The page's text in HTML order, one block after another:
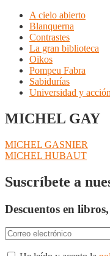
A cielo abierto
Blanquerna
Contrastes
La gran biblioteca
Oikos
Pompeu Fabra
Sabidurías
Universidad y
MICHEL GAY
Navegación
de
entradas
Anterior:
MICHEL GASNIER
Siguiente:
MICHEL HUBAUT
Suscríbete a
Descuentos en